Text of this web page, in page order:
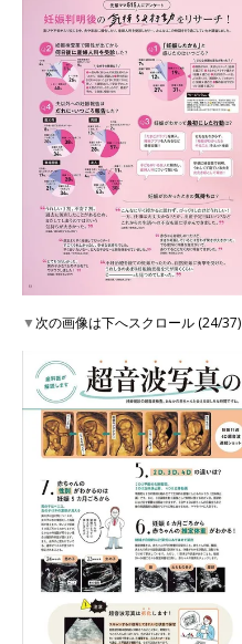
▼次の画像は下へスクロール (24/37)